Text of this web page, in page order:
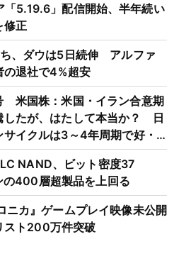
5.19.6」配信開始、半年続い
修正
、ダウは5日続伸 アルファ
の退社で4%超安
米国株：米国・イラン合意期
したが、はたして本当か？ 日
イクルは3～4年周期で好・
意
NAND、ビット密度37
400層超製品を上回る
ニカ』ゲームプレイ映像未公開
スト200万件突破